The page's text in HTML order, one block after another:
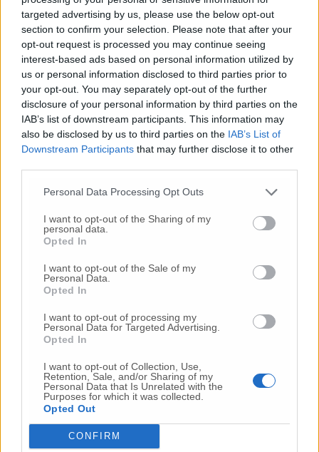
targeted advertising by us, please use the below opt-out
section to confirm your selection. Please note that after your
opt-out request is processed you may continue seeing
interest-based ads based on personal information utilized by
us or personal information disclosed to third parties prior to
your opt-out. You may separately opt-out of the further
disclosure of your personal information by third parties on the
IAB’s list of downstream participants. This information may
also be disclosed by us to third parties on the IAB’s List of
Downstream Participants that may further disclose it to other
Personal Data Processing Opt Outs
I want to opt-out of the Sharing of my
personal data.
Opted In
I want to opt-out of the Sale of my
Personal Data.
Opted In
I want to opt-out of processing my
Personal Data for Targeted Advertising.
Opted In
I want to opt-out of Collection, Use,
Retention, Sale, and/or Sharing of my
Personal Data that Is Unrelated with the
Purposes for which it was collected.
Opted Out
CONFIRM
per affrontare questa battaglia e difendere il
lavoro, la dignità delle persone e il futuro di
un intero territorio».
© RIPRODUZIONE RISERVATA
Vai alla home